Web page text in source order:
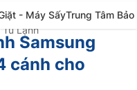
- Máy SấyTrung Tâm Bảo
Tủ Lạnh
Samsung
cánh cho